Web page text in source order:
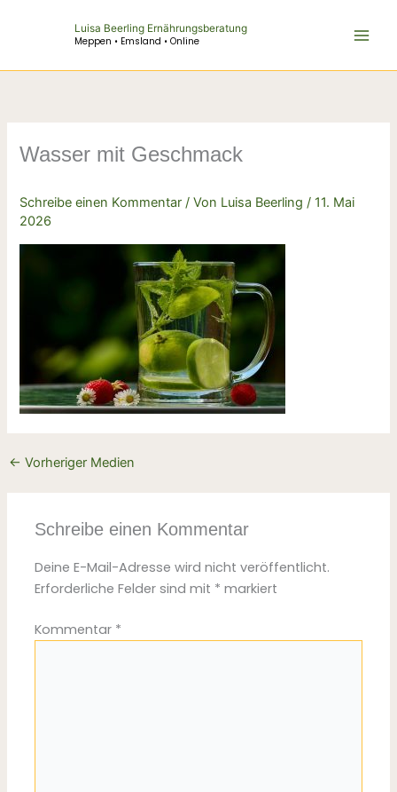
Luisa Beerling Ernährungsberatung
Meppen • Emsland • Online
Wasser mit Geschmack
Schreibe einen Kommentar / Von Luisa Beerling/11. Mai
2026
← Vorheriger Medien
Schreibe einen Kommentar
Deine E-Mail-Adresse wird nicht veröffentlicht.
Erforderliche Felder sind mit * markiert
Kommentar *